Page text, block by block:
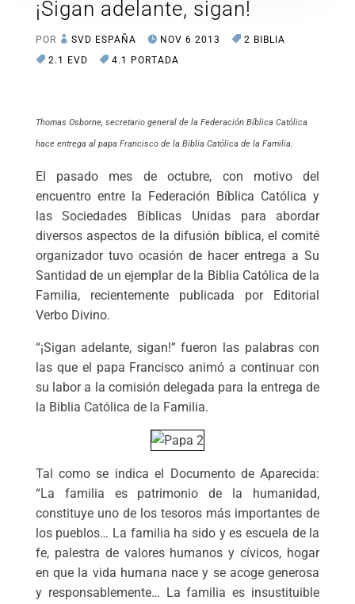
¡Sigan adelante, sigan!
POR SVD ESPAÑA NOV 6 2013
2 BIBLIA
2.1 EVD
4.1 PORTADA
Thomas Osborne, secretario general de la Federación Bíblica Católica
hace entrega al papa Francisco de la Biblia Católica de la Familia.
El pasado mes de octubre, con motivo del
encuentro entre la Federación Bíblica Católica y
las Sociedades Bíblicas Unidas para abordar
diversos aspectos de la difusión bíblica, el comité
organizador tuvo ocasión de hacer entrega a Su
Santidad de un ejemplar de la Biblia Católica de la
Familia, recientemente publicada por Editorial
Verbo Divino.
“¡Sigan adelante, sigan!” fueron las palabras con
las que el papa Francisco animó a continuar con
su labor a la comisión delegada para la entrega de
la Biblia Católica de la Familia.
Tal como se indica el Documento de Aparecida:
“La familia es patrimonio de la humanidad,
constituye uno de los tesoros más importantes de
los pueblos… La familia ha sido y es escuela de la
fe, palestra de valores humanos y cívicos, hogar
en que la vida humana nace y se acoge generosa
y responsablemente… La familia es insustituible